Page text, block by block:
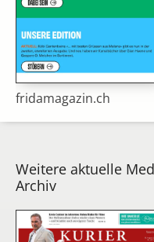
fridamagazin.ch
Weitere aktuelle
Archiv